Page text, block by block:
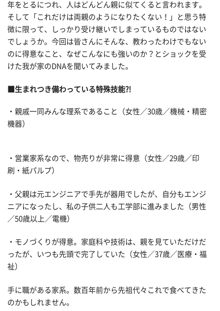
年をとるにつれ、人はどんどん親に似てくると言われます。
そして「これだけは両親のようになりたくない！」と思う特
徴に限って、しっかり受け継いでしまっているものではない
でしょうか。今回は皆さんにそんな、教わったわけでもない
のに得意なこと、なぜこんなにも強いのか？とショックを受
けた我が家のDNAを聞いてみました。
■生まれつき備わっている特殊技能?!
・親戚一同みんな理系であること（女性／30歳／機械・精密
機器）
・営業家系なので、物売りが非常に得意（女性／29歳／印
刷・紙パルプ）
・父親は元エンジニアで手先が器用でしたが、自分もエンジ
ニアになったし、私の子供二人も工学部に進みました（男性
／50歳以上／電機）
・モノづくりが得意。家庭科や技術は、親を見ていただけだ
ったが、いつも先頭で完了していた（女性／37歳／医療・福
祉）
手に職がある家系。数百年前から先祖代々これで食べてきた
のかもしれません。